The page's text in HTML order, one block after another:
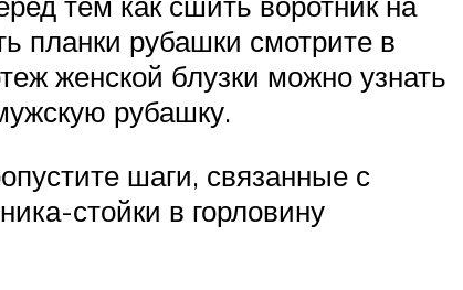
планки рубашки смотрите в
женской блузки можно узнать
рубашку.
шаги, связанные с
стойки в горловину